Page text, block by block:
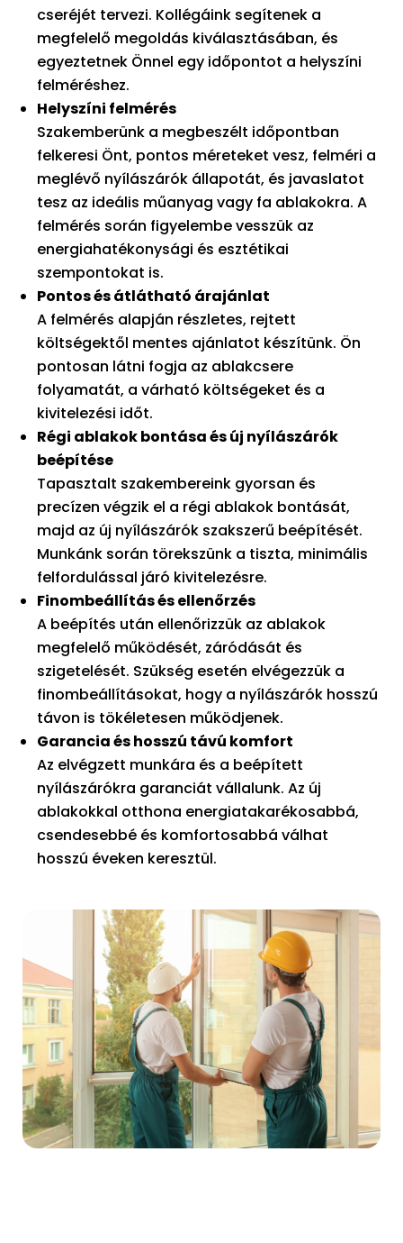
cseréjét tervezi. Kollégáink segítenek a
megfelelő megoldás kiválasztásában, és
egyeztetnek Önnel egy időpontot a helyszíni
felméréshez.
Helyszíni felmérés
Szakemberünk a megbeszélt időpontban
felkeresi Önt, pontos méreteket vesz, felméri a
meglévő nyílászárók állapotát, és javaslatot
tesz az ideális műanyag vagy fa ablakokra. A
felmérés során figyelembe vesszük az
energiahatékonysági és esztétikai
szempontokat is.
Pontos és átlátható árajánlat
A felmérés alapján részletes, rejtett
költségektől mentes ajánlatot készítünk. Ön
pontosan látni fogja az ablakcsere
folyamatát, a várható költségeket és a
kivitelezési időt.
Régi ablakok bontása és új nyílászárók
beépítése
Tapasztalt szakembereink gyorsan és
precízen végzik el a régi ablakok bontását,
majd az új nyílászárók szakszerű beépítését.
Munkánk során törekszünk a tiszta, minimális
felfordulással járó kivitelezésre.
Finombeállítás és ellenőrzés
A beépítés után ellenőrizzük az ablakok
megfelelő működését, záródását és
szigetelését. Szükség esetén elvégezzük a
finombeállításokat, hogy a nyílászárók hosszú
távon is tökéletesen működjenek.
Garancia és hosszú távú komfort
Az elvégzett munkára és a beépített
nyílászárókra garanciát vállalunk. Az új
ablakokkal otthona energiatakarékosabbá,
csendesebbé és komfortosabbá válhat
hosszú éveken keresztül.